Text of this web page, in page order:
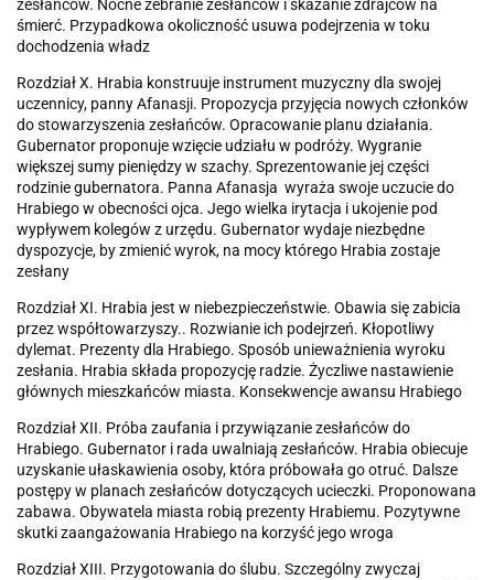
zesłańców. Nocne zebranie zesłańców i skazanie zdrajców na
śmierć. Przypadkowa okoliczność usuwa podejrzenia w toku
dochodzenia władz
Rozdział X. Hrabia konstruuje instrument muzyczny dla swojej
uczennicy, panny Afanasji. Propozycja przyjęcia nowych członków
do stowarzyszenia zesłańców. Opracowanie planu działania.
Gubernator proponuje wzięcie udziału w podróży. Wygranie
większej sumy pieniędzy w szachy. Sprezentowanie jej części
rodzinie gubernatora. Panna Afanasja wyraża swoje uczucie do
Hrabiego w obecności ojca. Jego wielka irytacja i ukojenie pod
wypływem kolegów z urzędu. Gubernator wydaje niezbędne
dyspozycje, by zmienić wyrok, na mocy którego Hrabia zostaje
zesłany
Rozdział XI. Hrabia jest w niebezpieczeństwie. Obawia się zabicia
przez współtowarzyszy.. Rozwianie ich podejrzeń. Kłopotliwy
dylemat. Prezenty dla Hrabiego. Sposób unieważnienia wyroku
zesłania. Hrabia składa propozycję radzie. Życzliwe nastawienie
głównych mieszkańców miasta. Konsekwencje awansu Hrabiego
Rozdział XII. Próba zaufania i przywiązanie zesłańców do
Hrabiego. Gubernator i rada uwalniają zesłańców. Hrabia obiecuje
uzyskanie ułaskawienia osoby, która próbowała go otruć. Dalsze
postępy w planach zesłańców dotyczących ucieczki. Proponowana
zabawa. Obywatela miasta robią prezenty Hrabiemu. Pozytywne
skutki zaangażowania Hrabiego na korzyść jego wroga
Rozdział XIII. Przygotowania do ślubu. Szczególny zwyczaj